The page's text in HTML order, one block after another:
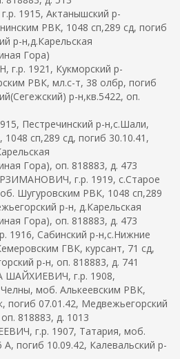
1915, Актанышский р-
РВК, 1048 сп,289 сд, погиб
р-н,д.Карельская
Гора)
1921, Кукморский р-
РВК, мл.с-т, 38 олбр, погиб
р-н,кв.5422, оп.
Пестречинский р-н,с.Шали,
сп,289 сд, погиб 30.10.41,
Гора), оп. 818883, д. 473
г.р. 1919, с.Старое
Шугуровским РВК, 1048 сп,289
р-н, д.Карельская
Гора), оп. 818883, д. 473
Сабинский р-н,с.Нижние
ГВК, курсант, 71 сд,
р-н, оп. 818883, д. 741
г.р. 1908,
моб. Алькеевским РВК,
погиб 07.01.42, Медвежьегорский
818883, д. 1013
г.р. 1907, Татария, моб.
погиб 10.09.42, Калевальский р-